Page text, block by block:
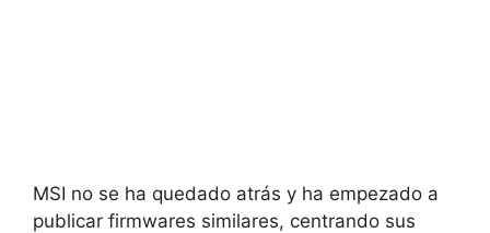
MSI no se ha quedado atrás y ha empezado a
publicar firmwares similares, centrando sus